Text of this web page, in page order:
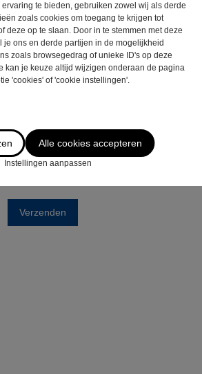
*
te ontvangen
verklaart u zich akkoord met ons
Verzenden
te bieden, gebruiken zowel wij als derde
zoals cookies om toegang te krijgen tot
deze op te slaan. Door in te stemmen met deze
je ons en derde partijen in de mogelijkheid
zoals browsegedrag of unieke ID's op deze
kan je keuze altijd wijzigen onderaan de pagina
'cookies' of 'cookie instellingen'.
Alle cookies accepteren
Instellingen aanpassen